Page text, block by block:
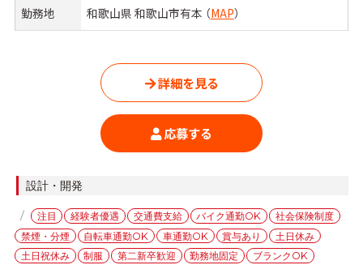
勤務地 和歌山県 和歌山市有本 （MAP）
詳細を見る
応募する
ゴ
リ
ー
設計・開発
タ
グ
注目 経験者優遇 交通費支給 バイク通勤OK
社会保険制度
禁煙・分煙
自転車通勤OK 車通勤OK 賞与あり
土日休み
土日祝休み
制服 第二新卒歓迎 勤務地固定
ブランクOK